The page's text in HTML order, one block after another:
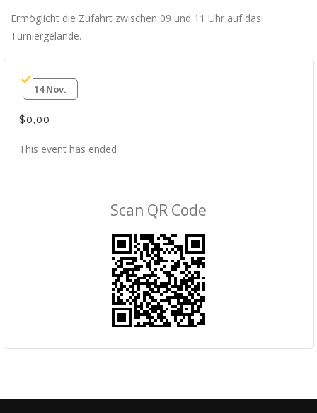
Ermöglicht die Zufahrt zwischen 09 und 11 Uhr auf das
Turniergelände.
14 Nov.
$0,00
This event has ended
Scan QR Code